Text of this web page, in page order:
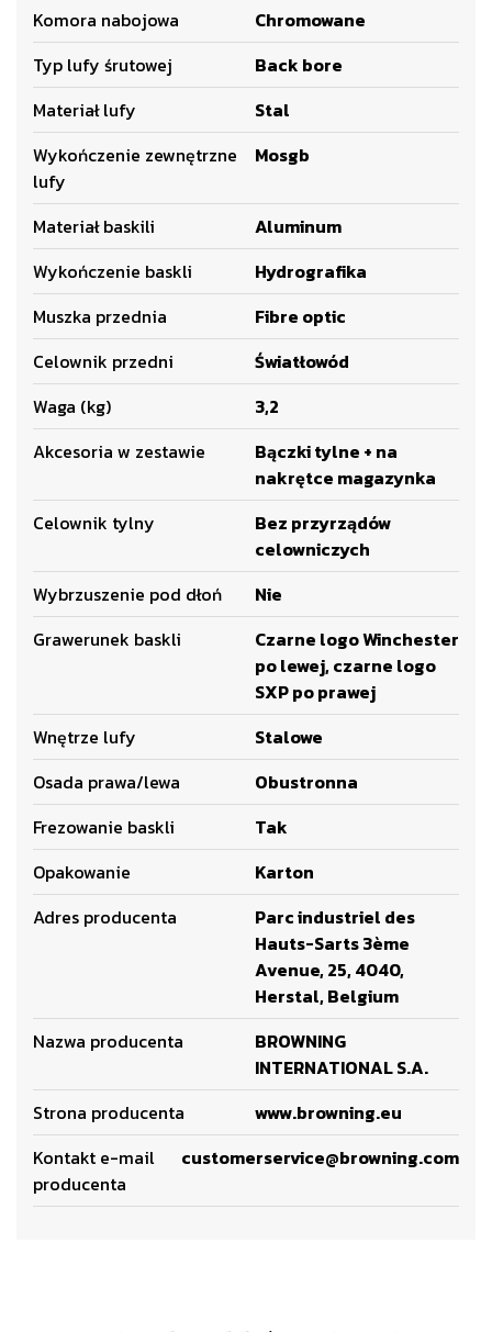
Komora nabojowa
Chromowane
Typ lufy śrutowej
Back bore
Materiał lufy
Stal
Wykończenie zewnętrzne
lufy
Mosgb
Materiał baskili
Aluminum
Wykończenie baskli
Hydrografika
Muszka przednia
Fibre optic
Celownik przedni
Światłowód
Waga (kg)
3,2
Akcesoria w zestawie
Bączki tylne + na
nakrętce magazynka
Celownik tylny
Bez przyrządów
celowniczych
Wybrzuszenie pod dłoń
Nie
Grawerunek baskli
Czarne logo Winchester
po lewej, czarne logo
SXP po prawej
Wnętrze lufy
Stalowe
Osada prawa/lewa
Obustronna
Frezowanie baskli
Tak
Opakowanie
Karton
Adres producenta
Parc industriel des
Hauts-Sarts 3ème
Avenue, 25, 4040,
Herstal, Belgium
Nazwa producenta
BROWNING
INTERNATIONAL S.A.
Strona producenta
www.browning.eu
Kontakt e-mail
producenta
customerservice@browning.com